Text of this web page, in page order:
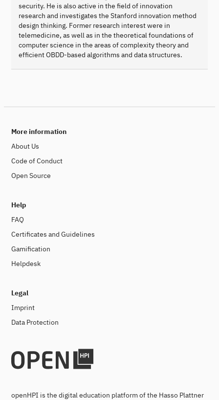
security. He is also active in the field of innovation
research and investigates the Stanford innovation method
design thinking. Former research interest were in
telemedicine, as well as in the theoretical foundations of
computer science in the areas of complexity theory and
efficient OBDD-based algorithms and data structures.
More information
About Us
Code of Conduct
Open Source
Help
FAQ
Certificates and Guidelines
Gamification
Helpdesk
Legal
Imprint
Data Protection
openHPI is the digital education platform of the Hasso Plattner